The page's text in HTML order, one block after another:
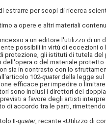
per scopi di ricerca
a opere e altri materiali
a un editore l'utilizzo di un
possibili in virtù di eccezioni
protezione, gli istituti di tutela
o del materiale
sia in contrasto con lo
102-quaterdella legge sul
efficace per impedire o
sono inclusi i direttori del
a favore degli artisti
accordo tra le parti,
II-quater, recante «Utilizzo di